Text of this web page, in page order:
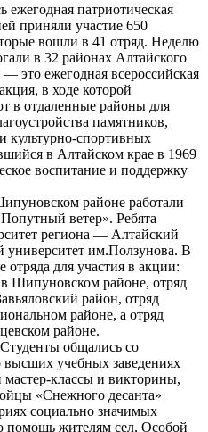
ежегодная патриотическая
приняли участие 650
вошли в 41 отряд. Неделю
в 32 районах Алтайского
это ежегодная всероссийская
в ходе которой
в отдаленные районы для
памятников,
культурно-спортивных
в Алтайском крае в 1969
воспитание и поддержку
районе работали
ветер». Ребята
региона — Алтайский
университет им.Ползунова. В
для участия в акции:
Шипуновском районе, отряд
район, отряд
районе, а отряд
районе.
общались со
учебных заведениях
классы и викторины,
«Снежного десанта»
социально значимых
помощь жителям сел, Особой